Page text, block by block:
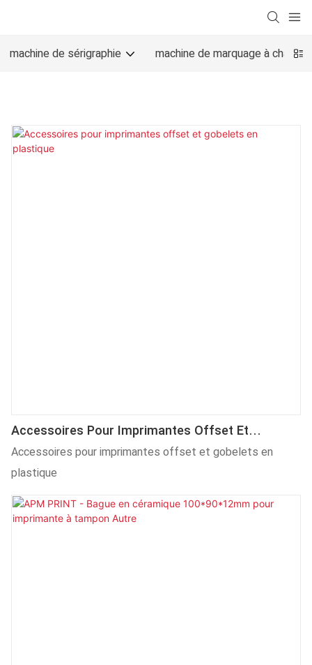
machine de sérigraphie machine de marquage à chaud
Accessoires Pour Imprimantes Offset Et
Gobelets En Plastique
Accessoires pour imprimantes offset et gobelets en
plastique